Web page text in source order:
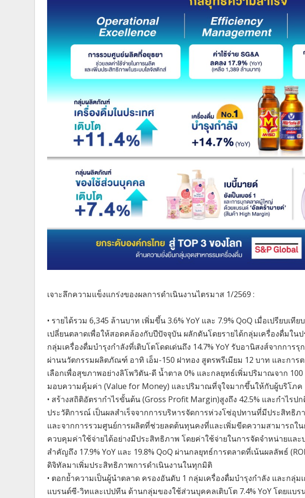
เจาะลึกความแข็งแกร่งของผลการดำเนินงานไตรมาส 1/2569 :
• รายได้รวม 6,345 ล้านบาท เพิ่มขึ้น 3.6% YoY และ 7.9% QoQ เมื่อเปรียบเ
เปลี่ยนตลาดเพื่อให้สอดคล้องกับปีปัจจุบัน ผลักดันโดยรายได้กลุ่มเครื่องดื่มในป
กลุ่มเครื่องดื่มบำรุงกำลังที่เติบโตโดดเด่นถึง 14.7% YoY รับอานิสงส์จากการ
ผ่านนวัตกรรมผลิตภัณฑ์ อาทิ เอ็ม-150 ฝาทอง สูตรพรีเมียม 12 บาท และการ
เลือกเพื่อสุขภาพอย่างลิโพวิตัน-ดี น้ำตาล 0% และกลยุทธ์เพิ่มปริมาณจาก 100
มอบความคุ้มค่า (Value for Money) และปริมาณที่จุใจมากขึ้นให้กับผู้บริโภค
• สร้างสถิติอัตรากำไรขั้นต้น (Gross Profit Margin)สูงถึง 42.5% และกำไรป
ประวัติการณ์ เป็นผลสำเร็จจากการบริหารจัดการห่วงโซ่อุปทานที่มีประสิทธิภ
และจากการรวมศูนย์การผลิตที่ช่วยลดต้นทุนคงที่และเพิ่มขีดความสามารถใน
ควบคุมค่าใช้จ่ายได้อย่างมีประสิทธิภาพ โดยค่าใช้จ่ายในการจัดจำหน่ายและ
สำคัญถึง 17.9% YoY และ 19.8% QoQ ผ่านกลยุทธ์การตลาดที่เน้นผลลัพธ์
ดิจิทัลมาเพิ่มประสิทธิภาพการดำเนินงานในทุกมิติ
• ตอกย้ำความเป็นผู้นำตลาด ครองอันดับ 1 กลุ่มเครื่องดื่มบำรุงกำลัง และกลุ่
แบรนด์ซี-วิทและเปปทีน ด้านกลุ่มของใช้ส่วนบุคคลเติบโต 7.4% YoY โดยแบ